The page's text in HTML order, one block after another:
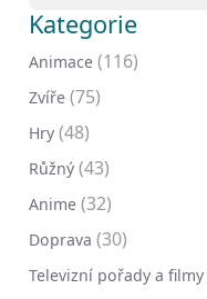
Kategorie
Animace (116)
Zvíře (75)
Hry (48)
Růžný (43)
Anime (32)
Doprava (30)
Televizní pořady a filmy